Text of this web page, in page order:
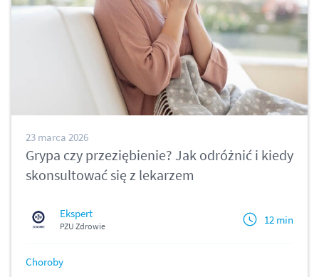
23 marca 2026
Grypa czy przeziębienie? Jak odróżnić i kiedy
skonsultować się z lekarzem
Ekspert
PZU Zdrowie 12 min
Choroby